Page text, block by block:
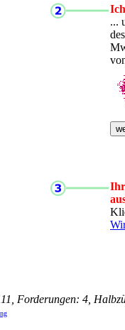
...
Ihr
Forderungen: 4,